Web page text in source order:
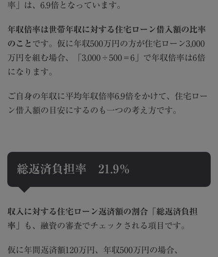
率」は、 6.9倍となっています。
年収倍率は世帯年収に対する住宅ローン借入額の比率
のこと です。仮に年収500万円の方が住宅ローン3,000
万円を組む場合、「 3,000 ÷500 ＝6 」で年収倍率は6倍
になります。
ご自身の年収に平均年収倍率6.9倍をかけて、住宅ロー
ン借入額の目安にするのも一つの考え方です。
総返済負担率 21.9％
収入に対する住宅ローン返済額の割合「総返済負担
率」
も、融資の審査でチェックされる項目です。
仮に年間返済額120万円、年収500万円の場合、